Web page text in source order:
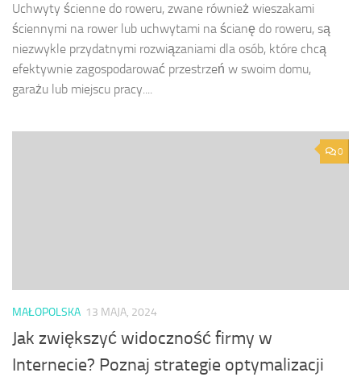
Uchwyty ścienne do roweru, zwane również wieszakami
ściennymi na rower lub uchwytami na ścianę do roweru, są
niezwykle przydatnymi rozwiązaniami dla osób, które chcą
efektywnie zagospodarować przestrzeń w swoim domu,
garażu lub miejscu pracy....
0
MAŁOPOLSKA 13 MAJA, 2024
Jak zwiększyć widoczność firmy w
Internecie? Poznaj strategie optymalizacji